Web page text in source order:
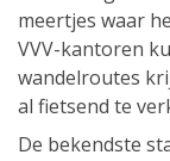
meertjes waar
VVV-kantoren
wandelroutes
al fietsend te
De bekendste